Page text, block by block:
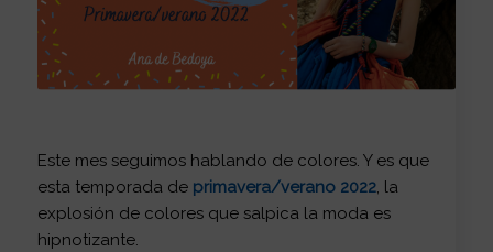
Este mes seguimos hablando de colores. Y es que
esta temporada de primavera/verano 2022, la
explosión de colores que salpica la moda es
hipnotizante.